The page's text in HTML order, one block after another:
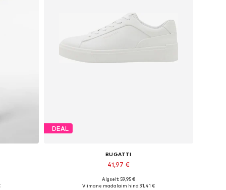
DEAL
BUGATTI
41,97 €
Saadaolevad suurused: 44
Algselt: 59,95 €
Viimane madalaim hind:31,41 €